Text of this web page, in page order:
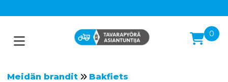
0
Meidän brandit Bakfiets